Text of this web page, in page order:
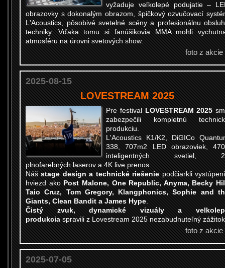
vyžaduje veľkolepé podujatie –
obrazovky s dokonalým obrazom, špičkový ozvučovací
L'Acoustics, pôsobivé svetelné scény a profesionálnu
techniky. Vďaka tomu si fanúšikovia MMA mohli
atmosféru na úrovni svetových show.
foto z akcie
2025-08-15
LOVESTREAM 2025
Pre festivalLOVESTREAM 2025
zabezpečili kompletnú
produkciu.
L'Acoustics K1/K2, DiGICo
338, 707m2 LED obrazoviek,
inteligentných svetiel,
plnofarebných laserov a 4K live prenos.
Nášstage design a technické riešeniepodčiarkli
hviezd akoPost Malone, One Republic, Anyma, Becky
Taio Cruz, Tom Gregory, Klangphonics, Sophie and
Giants, Clean Bandit a James Hype.
Čistý zvuk, dynamické vizuály a
produkciaspravili z Lovestream 2025 nezabudnuteľný
foto z akcie
2025-07-05